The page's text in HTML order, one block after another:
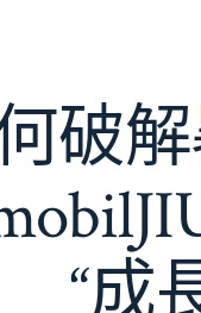
破解
“成